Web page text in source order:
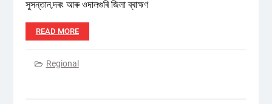
সুসন্তান,দৰং আৰু ওদালগুৰি জিলা ব্ৰাহ্মণ
READ MORE
Regional